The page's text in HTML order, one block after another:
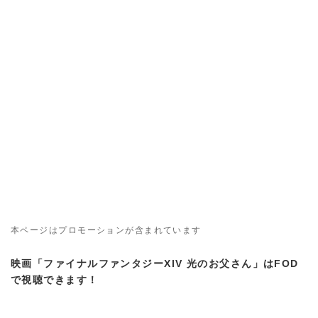
本ページはプロモーションが含まれています
映画「ファイナルファンタジーXIV 光のお父さん」はFOD
で視聴できます！